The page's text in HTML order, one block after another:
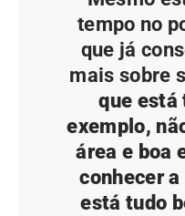
tempo no
que já
mais sobre
que está
exemplo,
área e boa
conhecer
está tudo